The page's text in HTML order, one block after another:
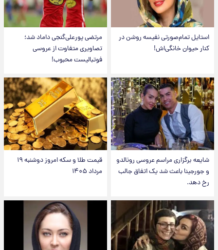
استایل تمام‌صورتی نفیسه روشن در
کنار حیوان خانگی‌اش!
مرتضی پورعلی‌گنجی داماد شد؛
تصاویری متفاوت از عروسی
فوتبالیست محبوب!
شایعه برگزاری مراسم عروسی رونالدو
و جورجینا باعث شد یک اتفاق جالب
رخ دهد.
قیمت طلا و سکه امروز دوشنبه ۱۹
مرداد ۱۴۰۵